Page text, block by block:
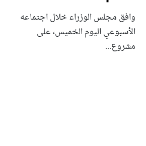
وافق مجلس الوزراء خلال اجتماعه
الأسبوعي اليوم الخميس، على
مشروع...